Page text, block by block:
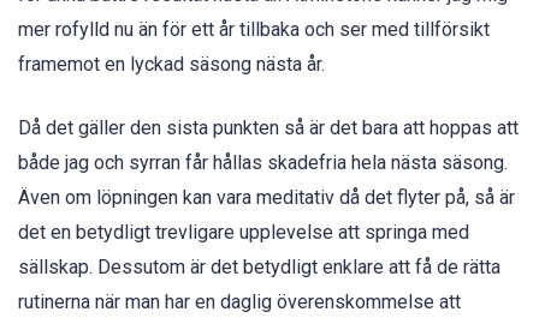
mer rofylld nu än för ett år tillbaka och ser med tillförsikt
framemot en lyckad säsong nästa år.
Då det gäller den sista punkten så är det bara att hoppas att
både jag och syrran får hållas skadefria hela nästa säsong.
Även om löpningen kan vara meditativ då det flyter på, så är
det en betydligt trevligare upplevelse att springa med
sällskap. Dessutom är det betydligt enklare att få de rätta
rutinerna när man har en daglig överenskommelse att